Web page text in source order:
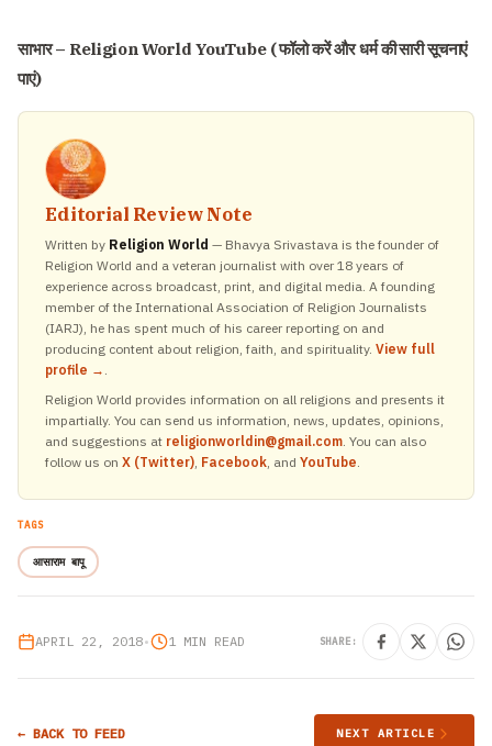
साभार – Religion World YouTube ( फॉलो करें और धर्म की सारी सूचनाएं
पाएं)
Editorial Review Note
Written by Religion World — Bhavya Srivastava is the founder of
Religion World and a veteran journalist with over 18 years of
experience across broadcast, print, and digital media. A founding
member of the International Association of Religion Journalists
(IARJ), he has spent much of his career reporting on and
producing content about religion, faith, and spirituality. View full
profile → .
Religion World provides information on all religions and presents it
impartially. You can send us information, news, updates, opinions,
and suggestions at religionworldin@gmail.com. You can also
follow us on X (Twitter), Facebook, and YouTube.
TAGS
आसाराम बापू
APRIL 22, 2018• 1 MIN READ SHARE:
← BACK TO FEED NEXT ARTICLE